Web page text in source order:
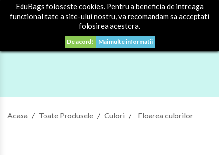
EduBags foloseste cookies. Pentru a beneficia de intreaga
functionalitate a site-ului nostru, va recomandam sa acceptati
folosirea acestora.
De acord! Mai multe informatii
  Autentificare
Acasa Toate Produsele Culori Floarea culorilor